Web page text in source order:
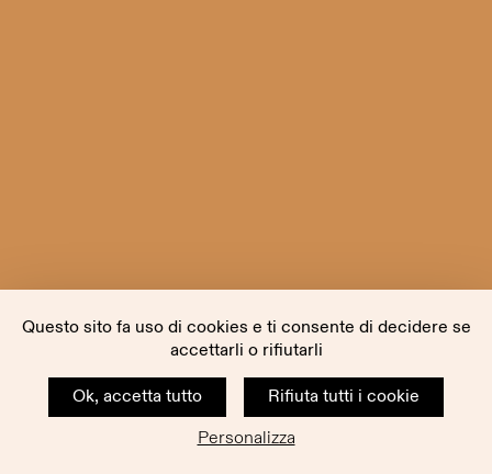
Questo sito fa uso di cookies e ti consente di decidere se
accettarli o rifiutarli
Ok, accetta tutto
Rifiuta tutti i cookie
Personalizza